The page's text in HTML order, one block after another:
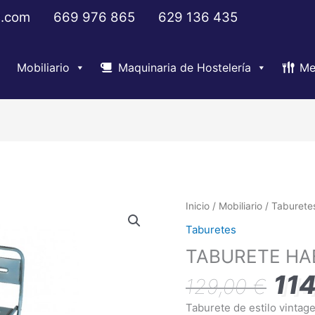
669 976 865 629 136 435
Mobiliario Maquinaria de Hostelería
Inicio / Mobiliario /
Taburetes
TABURETE
129,00€
El
era:
Taburete de estilo
TABURETE
PP
cantidad